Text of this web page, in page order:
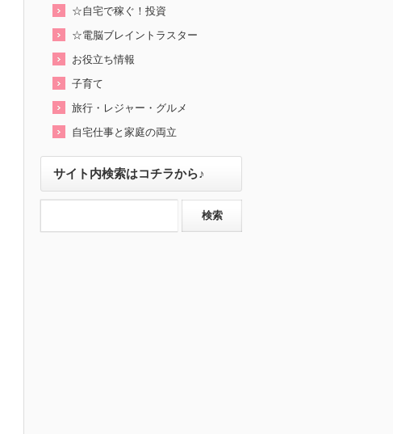
☆自宅で稼ぐ！投資
☆電脳ブレイントラスター
お役立ち情報
子育て
旅行・レジャー・グルメ
自宅仕事と家庭の両立
サイト内検索はコチラから♪